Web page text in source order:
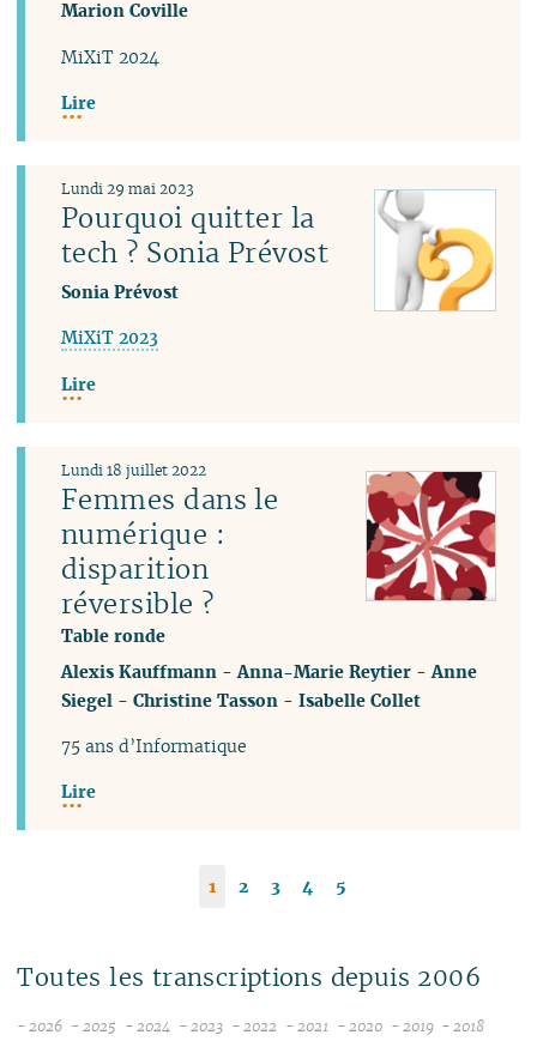
Marion Coville
MiXiT 2024
Lire
Pourquoi quitter la
tech ? Sonia Prévost
Lundi 29 mai 2023
Sonia Prévost
MiXiT 2023
Lire
Femmes dans le
numérique :
disparition
réversible ?
Table ronde
Lundi 18 juillet 2022
Alexis Kauffmann -Anna-Marie Reytier -Anne
Siegel -Christine Tasson -Isabelle Collet
75 ans d’Informatique
Lire
1 2 3 4 5
Toutes les transcriptions depuis 2006
- 2026 - 2025 - 2024 - 2023 - 2022 - 2021 - 2020 - 2019 - 2018